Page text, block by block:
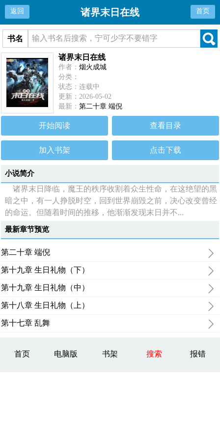
返回 诸界末日在线 首页
书名
诸界末日在线
作者：烟火成城
分类：
状态：连载中
更新：2026-05-02
最新：第二十章 端倪
开始阅读 查看目录
加入书架 点击下载
小说简介
诸界末日降临，魔王的秩序收割着众生性命，在这绝望的黑
暗之中，有一人挣脱时空，回到世界崩毁之前，决心改变曾经
的命运。但随着时间的推移，他渐渐发现末日并不...
最新章节预览
第二十章 端倪
第十九章 生日礼物（下）
第十九章 生日礼物（中）
第十八章 生日礼物（上）
第十七章 乱舞
首页 电脑版 书架 搜索 报错